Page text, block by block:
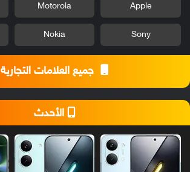
Apple
Motorola
Sony
Nokia
جميع العلامات التجارية
الأحدث